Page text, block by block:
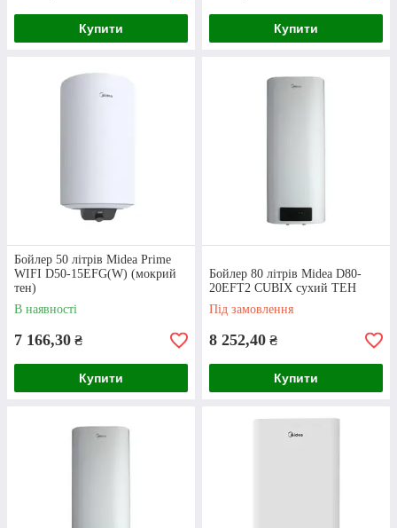
Бойлер під мийку Midea (10 л)
Плоский бойлер Midea (80 л)
Купити Купити
Бойлер 50 літрів Midea Prime
WIFI D50-15EFG(W) (мокрий
тен)
В наявності
7 166,30 ₴
Купити
Бойлер 80 літрів Midea D80-
20EFT2 CUBIX сухий ТЕН
Під замовлення
8 252,40 ₴
Купити